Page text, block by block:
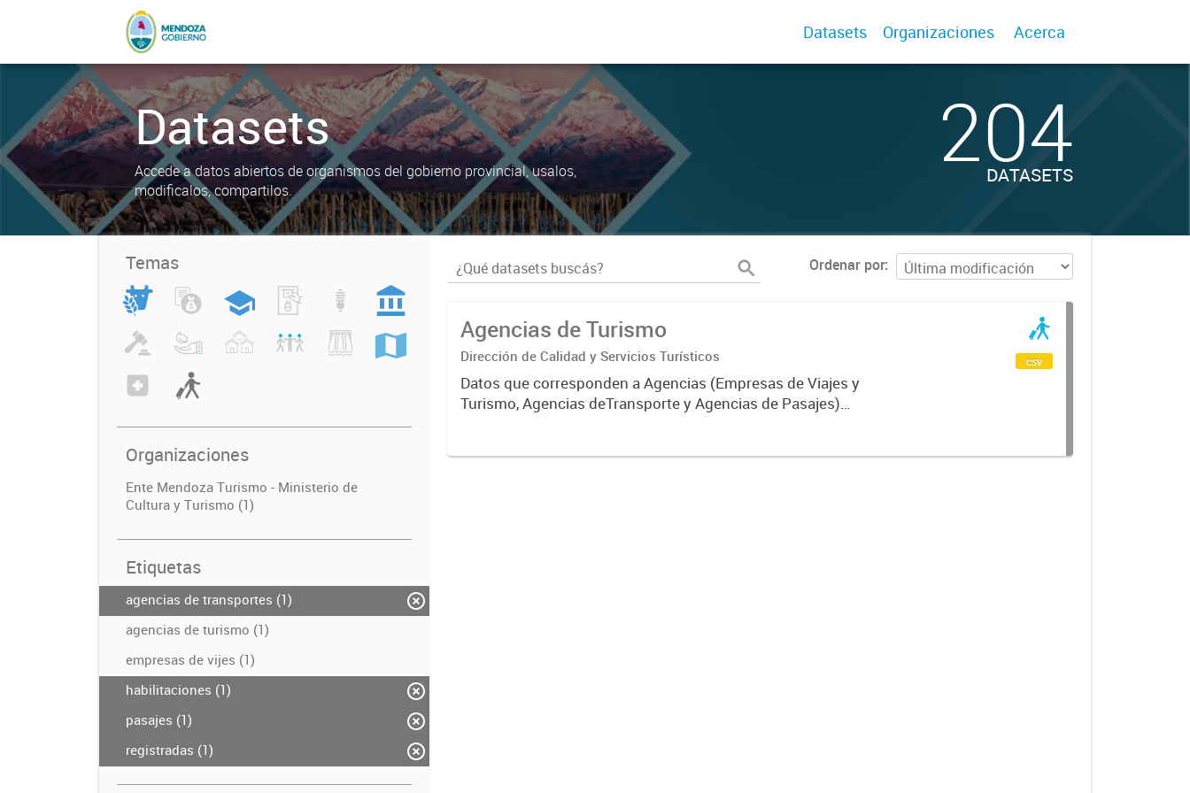
Datasets Organizaciones Acerca
Datasets
Accede a datos abiertos de organismos del gobierno provincial, usalos,
modificalos, compartilos.
204
DATASETS
Temas
Organizaciones
Ente Mendoza Turismo - Ministerio de
Cultura y Turismo (1)
Etiquetas
agencias de transportes (1)
agencias de turismo (1)
empresas de vijes (1)
habilitaciones (1)
pasajes (1)
registradas (1)
Ordenar por
Agencias de Turismo
Dirección de Calidad y Servicios Turísticos
Datos que corresponden a Agencias (Empresas de Viajes y
Turismo, Agencias deTransporte y Agencias de Pasajes)
csv